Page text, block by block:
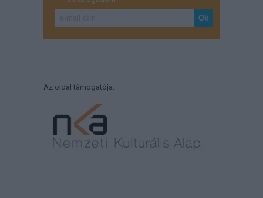
Az oldal támogatója: